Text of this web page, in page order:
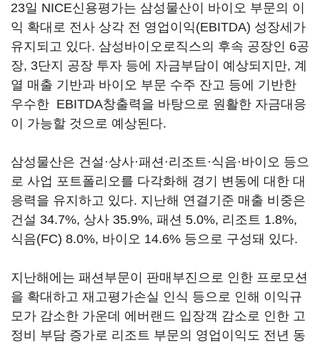
23일 NICE신용평가는 삼성물산이 바이오 부문의 이
익 확대로 전사 상각 전 영업이익(EBITDA) 성장세가
유지되고 있다. 삼성바이오로직스의 후속 공장인 6공
장, 3단지 공장 투자 등에 자금부담이 예상되지만, 계
열 매출 기반과 바이오 부문 수주 잔고 등에 기반한
우수한 EBITDA창출력을 바탕으로 원활한 자금대응
이 가능할 것으로 예상된다.
삼성물산은 건설·상사·패션·리조트·식음·바이오 등으
로 사업 포트폴리오를 다각화해 경기 변동에 대한 대
응력을 유지하고 있다. 지난해 연결기준 매출 비중은
건설 34.7%, 상사 35.9%, 패션 5.0%, 리조트 1.8%,
식음(FC) 8.0%, 바이오 14.6% 등으로 구성돼 있다.
지난해에는 패션부문이 판매부진으로 인한 프로모션
을 확대하고 재고평가손실 인식 등으로 인해 이익규
모가 감소한 가운데 에버랜드 입장객 감소로 인한 고
정비 부담 증가로 리조트 부문의 영업이익도 전년 동